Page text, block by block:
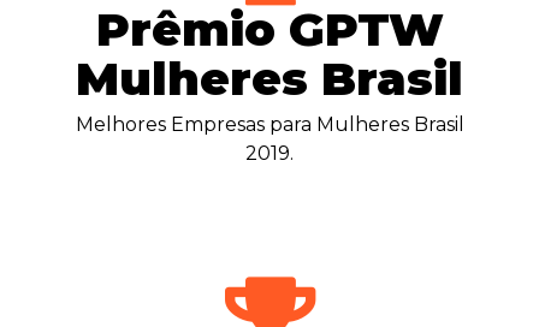
Prêmio GPTW
Mulheres Brasil
Melhores Empresas para Mulheres Brasil
2019.